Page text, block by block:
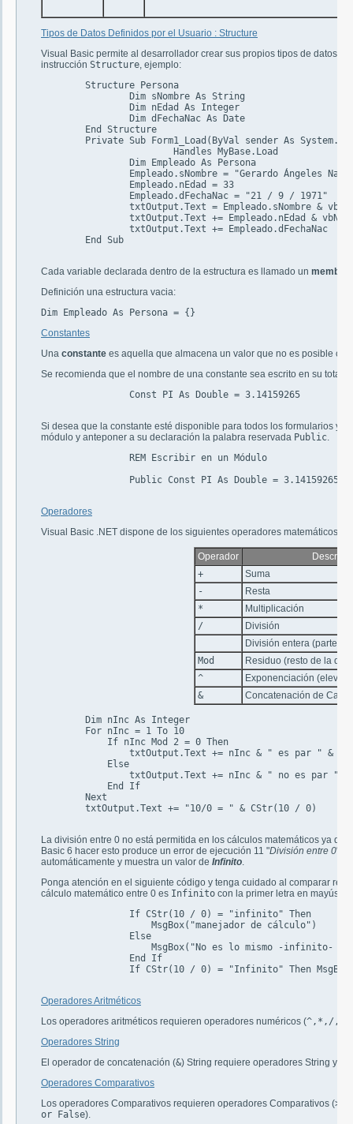
Tipos de Datos Definidos por el Usuario : Structure
Visual Basic permite al desarrollador crear sus propios tipos de datos,
instrucción Structure, ejemplo:
Cada variable declarada dentro de la estructura es llamado un member
Definición una estructura vacia:
Dim Empleado As Persona = {}
Constantes
Una constante es aquella que almacena un valor que no es posible
Se recomienda que el nombre de una constante sea escrito en su
Si desea que la constante esté disponible para todos los formularios y
módulo y anteponer a su declaración la palabra reservada Public.
Operadores
Visual Basic .NET dispone de los siguientes operadores matemáticos:
Operador
+
Suma
-
Resta
*
Multiplicación
/
División
División entera (parte
Mod
Residuo (resto de la
^
Exponenciación (elevar
&
Concatenación de
La división entre 0 no está permitida en los cálculos matemáticos ya
Basic 6 hacer esto produce un error de ejecución 11 "División entre 0",
automáticamente y muestra un valor de Infinito.
Ponga atención en el siguiente código y tenga cuidado al comparar
cálculo matemático entre 0 es Infinito con la primer letra en
Operadores Aritméticos
Los operadores aritméticos requieren operadores numéricos (^,*,/
Operadores String
El operador de concatenación (&) String requiere operadores String y
Operadores Comparativos
Los operadores Comparativos requieren operadores Comparativos (
or False).